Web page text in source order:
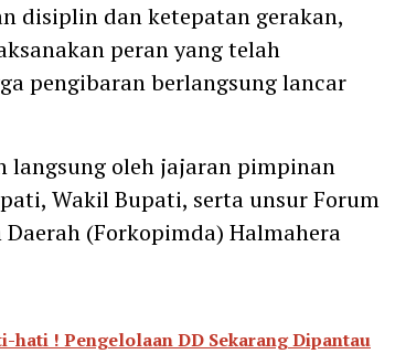
disiplin dan ketepatan gerakan,
peran yang telah
pengibaran berlangsung lancar
langsung oleh jajaran pimpinan
Wakil Bupati, serta unsur Forum
(Forkopimda) Halmahera
hati ! Pengelolaan DD Sekarang Dipantau